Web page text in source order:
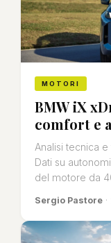
MOTORI
BMW iX
comfort e
Analisi tecnica
Dati su
del motore da
Sergio Pastore